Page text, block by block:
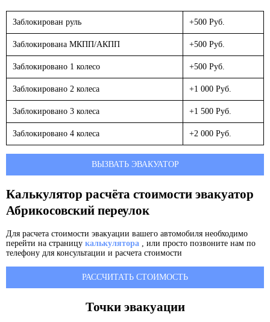
Заблокирован руль +500 Руб.
Заблокирована МКПП/АКПП +500 Руб.
Заблокировано 1 колесо +500 Руб.
Заблокировано 2 колеса +1 000 Руб.
Заблокировано 3 колеса +1 500 Руб.
Заблокировано 4 колеса +2 000 Руб.
ВЫЗВАТЬ ЭВАКУАТОР
Калькулятор расчёта стоимости эвакуатор
Абрикосовский переулок
Для расчета стоимости эвакуации вашего автомобиля необходимо
перейти на страницу калькулятора , или просто позвоните нам по
телефону для консультации и расчета стоимости
РАССЧИТАТЬ СТОИМОСТЬ
Точки эвакуации